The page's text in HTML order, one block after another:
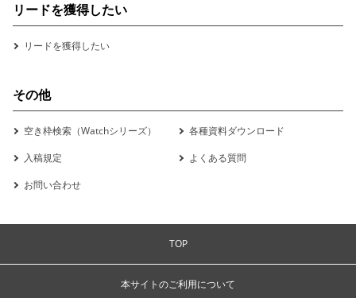
リードを獲得したい
リードを獲得したい
その他
空き枠検索（Watchシリーズ）
各種資料ダウンロード
入稿規定
よくある質問
お問い合わせ
TOP
本サイトのご利用について